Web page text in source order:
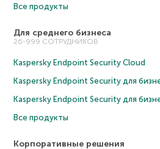
Все продукты
Для среднего бизнеса
26-999 СОТРУДНИКОВ
Kaspersky Endpoint Security Cloud
Kaspersky Endpoint Security для
Kaspersky Endpoint Security для
Все продукты
Корпоративные решения